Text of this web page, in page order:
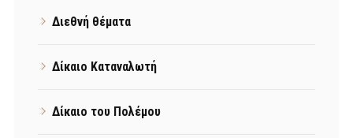
Διεθνή θέματα
Δίκαιο Καταναλωτή
Δίκαιο του Πολέμου